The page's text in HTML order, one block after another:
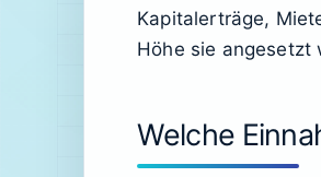
Kapitalerträge,
Höhe sie angesetzt
Welche